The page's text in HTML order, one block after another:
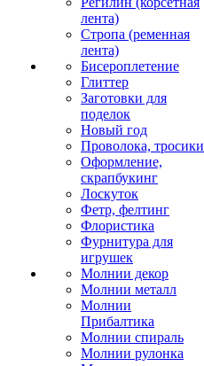
лента)
Стропа (ременная
лента)
Бисероплетение
Глиттер
Заготовки для
поделок
Новый год
Проволока, тросики
Оформление,
скрапбукинг
Лоскуток
Фетр, фелтинг
Флористика
Фурнитура для
игрушек
Молнии декор
Молнии металл
Молнии
Прибалтика
Молнии спираль
Молнии рулонка